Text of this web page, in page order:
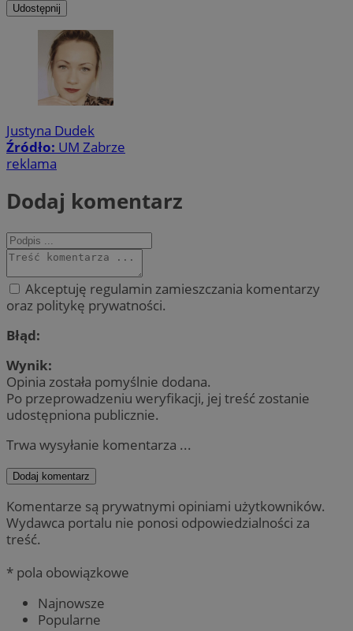
Udostępnij
Justyna Dudek
Źródło: UM Zabrze
reklama
Dodaj komentarz
Akceptuję regulamin zamieszczania komentarzy
oraz politykę prywatności.
Błąd:
Wynik:
Opinia została pomyślnie dodana.
Po przeprowadzeniu weryfikacji, jej treść zostanie
udostępniona publicznie.
Trwa wysyłanie komentarza ...
Dodaj komentarz
Komentarze są prywatnymi opiniami użytkowników.
Wydawca portalu nie ponosi odpowiedzialności za
treść.
* pola obowiązkowe
Najnowsze
Popularne